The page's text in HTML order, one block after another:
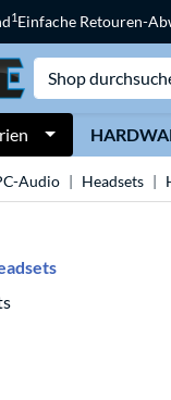
1Einfache Retouren-
Audio Headsets